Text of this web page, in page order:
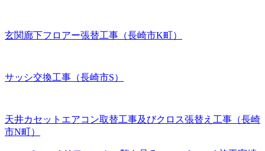
玄関廊下フロアー張替工事（長崎市K町）
サッシ交換工事（長崎市S）
天井カセットエアコン取替工事及びクロス張替え工事（長崎
市N町）